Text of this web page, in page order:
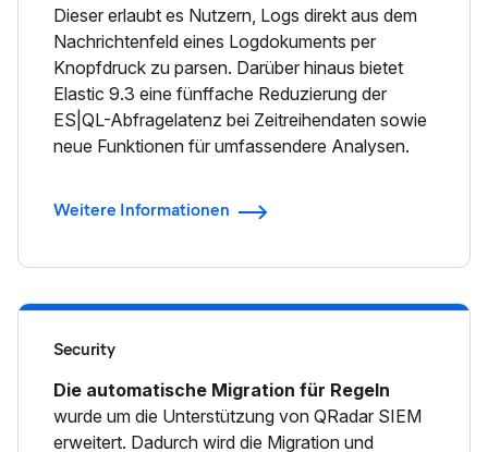
Dieser erlaubt es Nutzern, Logs direkt aus dem
Nachrichtenfeld eines Logdokuments per
Knopfdruck zu parsen. Darüber hinaus bietet
Elastic 9.3 eine fünffache Reduzierung der
ES|QL-Abfragelatenz bei Zeitreihendaten sowie
neue Funktionen für umfassendere Analysen.
Weitere Informationen
Security
Die automatische Migration für Regeln
wurde um die Unterstützung von QRadar SIEM
erweitert. Dadurch wird die Migration und